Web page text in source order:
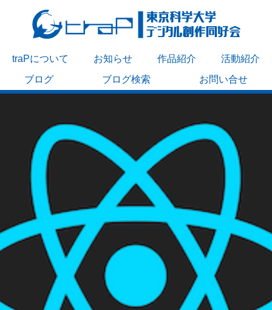
traPについて お知らせ 作品紹介
活動紹介
ブログ
ブログ検索 お問い合せ